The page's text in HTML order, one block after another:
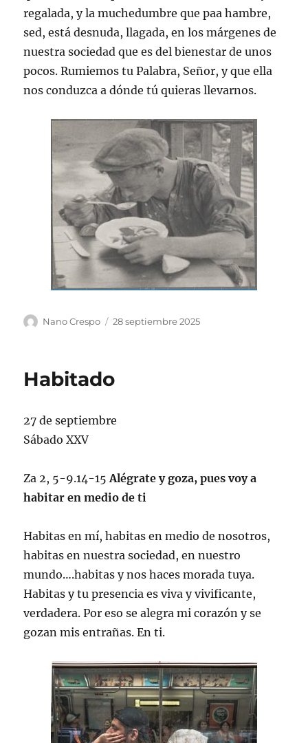
regalada, y la muchedumbre que paa hambre,
sed, está desnuda, llagada, en los márgenes de
nuestra sociedad que es del bienestar de unos
pocos. Rumiemos tu Palabra, Señor, y que ella
nos conduzca a dónde tú quieras llevarnos.
Autor
Nano Crespo
Publicado
28 septiembre 2025
Habitado
27 de septiembre
Sábado XXV
Za 2, 5-9.14-15Alégrate y goza, pues voy a
habitar en medio de ti
Habitas en mí, habitas en medio de nosotros,
habitas en nuestra sociedad, en nuestro
mundo….habitas y nos haces morada tuya.
Habitas y tu presencia es viva y vivificante,
verdadera. Por eso se alegra mi corazón y se
gozan mis entrañas. En ti.